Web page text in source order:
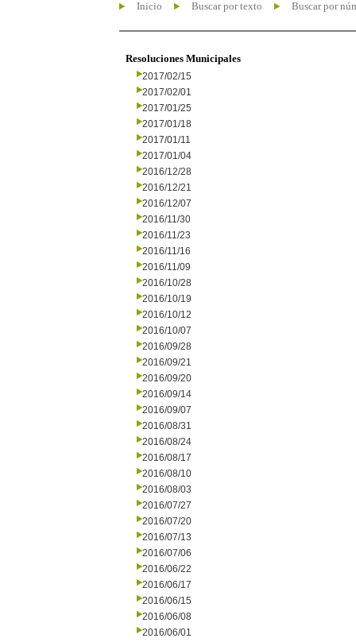
Inicio Buscar por texto Buscar por
Resoluciones Municipales
2017/02/15
2017/02/01
2017/01/25
2017/01/18
2017/01/11
2017/01/04
2016/12/28
2016/12/21
2016/12/07
2016/11/30
2016/11/23
2016/11/16
2016/11/09
2016/10/28
2016/10/19
2016/10/12
2016/10/07
2016/09/28
2016/09/21
2016/09/20
2016/09/14
2016/09/07
2016/08/31
2016/08/24
2016/08/17
2016/08/10
2016/08/03
2016/07/27
2016/07/20
2016/07/13
2016/07/06
2016/06/22
2016/06/17
2016/06/15
2016/06/08
2016/06/01